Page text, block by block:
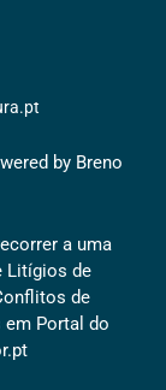
by Breno
a uma
Litígios de
de
Portal do